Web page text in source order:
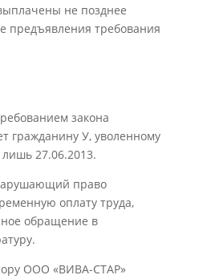
не позднее
предъявления требования
закона
гражданину У, уволенному
27.06.2013.
право
оплату труда,
обращение в
ООО «ВИВА-СТАР»